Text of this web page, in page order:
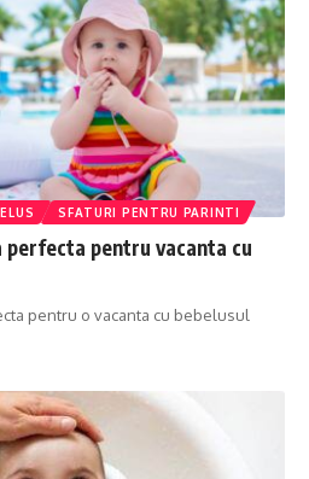
SFATURI PENTRU PARINTI
perfecta pentru vacanta cu
pentru o vacanta cu bebelusul